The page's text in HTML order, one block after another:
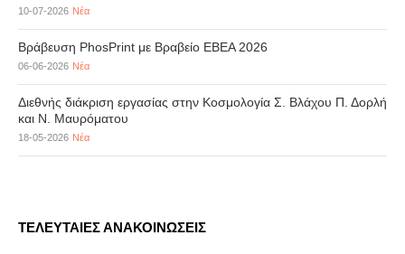
10-07-2026 Νέα
Βράβευση PhosPrint με Βραβείο ΕΒΕΑ 2026
06-06-2026 Νέα
Διεθνής διάκριση εργασίας στην Κοσμολογία Σ. Βλάχου Π. Δορλή
και Ν. Μαυρόματου
18-05-2026 Νέα
ΤΕΛΕΥΤΑΙΕΣ ΑΝΑΚΟΙΝΩΣΕΙΣ